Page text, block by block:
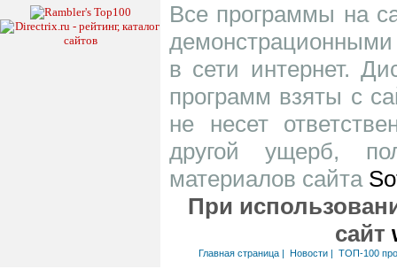
Все программы на
в сети интернет.
программ взяты с
не несет
другой ущерб,
материалов сайта
При
сайт
Главная страница| Новости| ТОП-100